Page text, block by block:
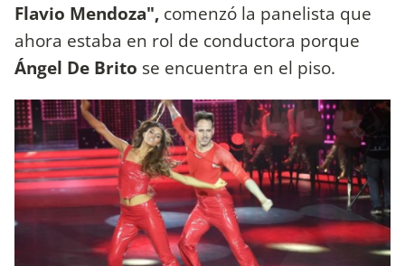
Flavio Mendoza", comenzó la panelista que
ahora estaba en rol de conductora porque
Ángel De Brito se encuentra en el piso.